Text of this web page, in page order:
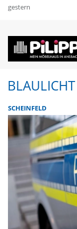
gestern
BLAULICHT
SCHEINFELD